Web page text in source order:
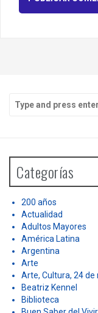
h
o
Categorías
200 años
Actualidad
Adultos Mayores
América Latina
Argentina
Arte
Arte, Cultura, 24
Beatriz Kennel
Biblioteca